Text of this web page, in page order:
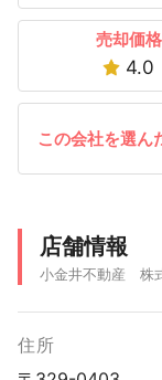
売却価格
4.0
この会社を選ん
店舗情報
小金井不動産 株
住所